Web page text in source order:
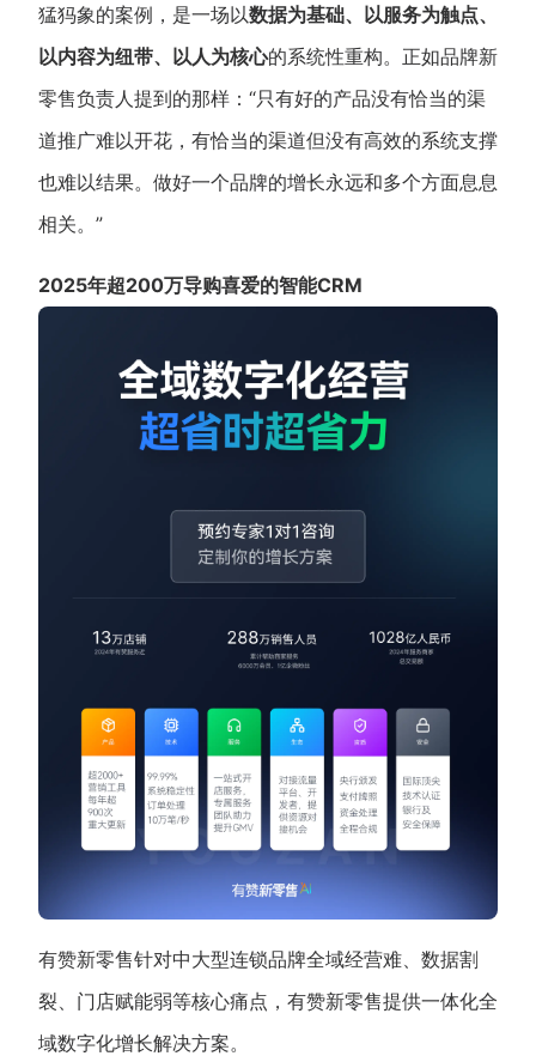
猛犸象的案例，是一场以数据为基础、以服务为触点、
以内容为纽带、以人为核心的系统性重构。正如品牌新
零售负责人提到的那样：“只有好的产品没有恰当的渠
道推广难以开花，有恰当的渠道但没有高效的系统支撑
也难以结果。做好一个品牌的增长永远和多个方面息息
相关。”
2025年超200万导购喜爱的智能CRM
有赞新零售针对中大型连锁品牌全域经营难、数据割
裂、门店赋能弱等核心痛点，有赞新零售提供一体化全
域数字化增长解决方案。